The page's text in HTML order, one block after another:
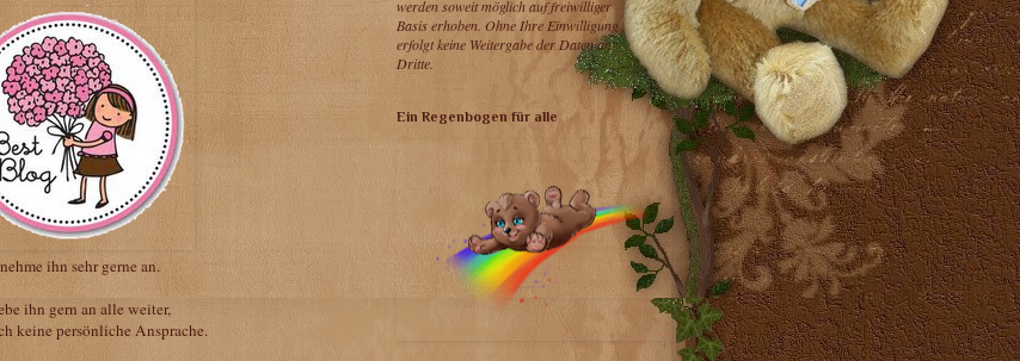
ihn sehr gerne an.
ihn gern an alle weiter,
keine persönliche Ansprache.
werden soweit möglich auf freiwilliger
Basis erhoben. Ohne Ihre Einwilligung
erfolgt keine Weitergabe der Daten an
Dritte.
Ein Regenbogen für alle